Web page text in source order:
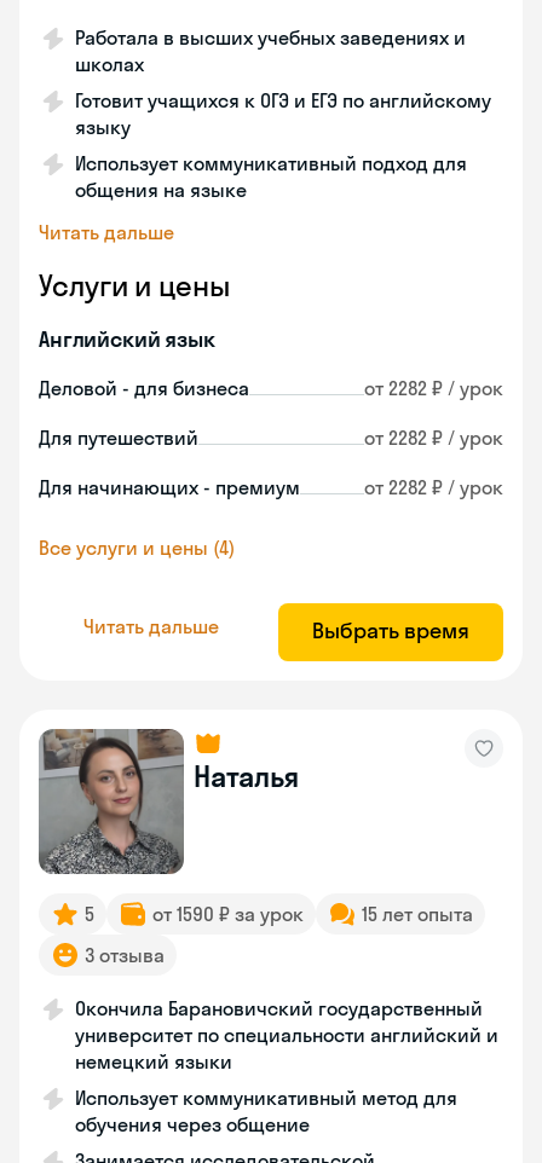
Работала в высших учебных заведениях и
школах
Готовит учащихся к ОГЭ и ЕГЭ по английскому
языку
Использует коммуникативный подход для
общения на языке
Читать дальше
Услуги и цены
Английский язык
Деловой - для бизнеса от 2282 ₽ / урок
Для путешествий от 2282 ₽ / урок
Для начинающих - премиум от 2282 ₽ / урок
Все услуги и цены (4)
Читать дальше Выбрать время
Наталья
5 от 1590 ₽ за урок
15 лет опыта
3 отзыва
Окончила Барановичский государственный
университет по специальности английский и
немецкий языки
Использует коммуникативный метод для
обучения через общение